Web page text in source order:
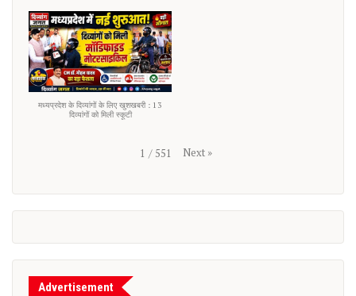
मध्यप्रदेश के दिव्यांगों के लिए खुशखबरी : 13
दिव्यांगों को मिली स्कूटी
1 / 551 Next »
Advertisement